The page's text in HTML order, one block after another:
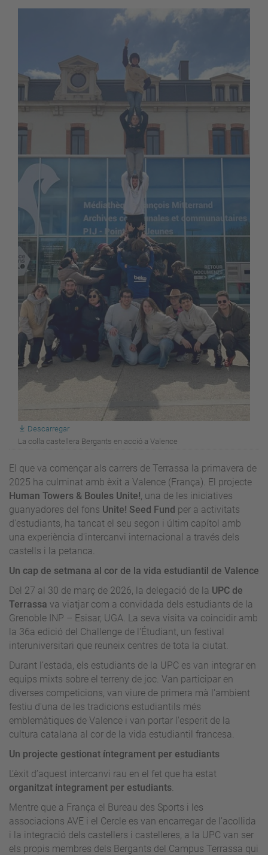
Descarregar
La colla castellera Bergants en acció a Valence
El que va començar als carrers de Terrassa la primavera de
2025 ha culminat amb èxit a Valence (França). El projecte
Human Towers & Boules Unite!, una de les iniciatives
guanyadores del fons Unite! Seed Fund per a activitats
d'estudiants, ha tancat el seu segon i últim capítol amb
una experiència d'intercanvi internacional a través dels
castells i la petanca.
Un cap de setmana al cor de la vida estudiantil de Valence
Del 27 al 30 de març de 2026, la delegació de la UPC de
Terrassa va viatjar com a convidada dels estudiants de la
Grenoble INP – Esisar, UGA. La seva visita va coincidir amb
la 36a edició del Challenge de l'Étudiant, un festival
interuniversitari que reuneix centres de tota la ciutat.
Durant l’estada, els estudiants de la UPC es van integrar en
equips mixts sobre el terreny de joc. Van participar en
diverses competicions, van viure de primera mà l'ambient
festiu d'una de les tradicions estudiantils més
emblemàtiques de Valence i van portar l'esperit de la
cultura catalana al cor de la vida estudiantil francesa.
Un projecte gestionat íntegrament per estudiants
L’èxit d’aquest intercanvi rau en el fet que ha estat
organitzat íntegrament per estudiants.
Mentre que a França el Bureau des Sports i les
associacions AVE i el Cercle es van encarregar de l’acollida
i la integració dels castellers i castelleres, a la UPC van ser
els propis membres dels Bergants del Campus Terrassa qui